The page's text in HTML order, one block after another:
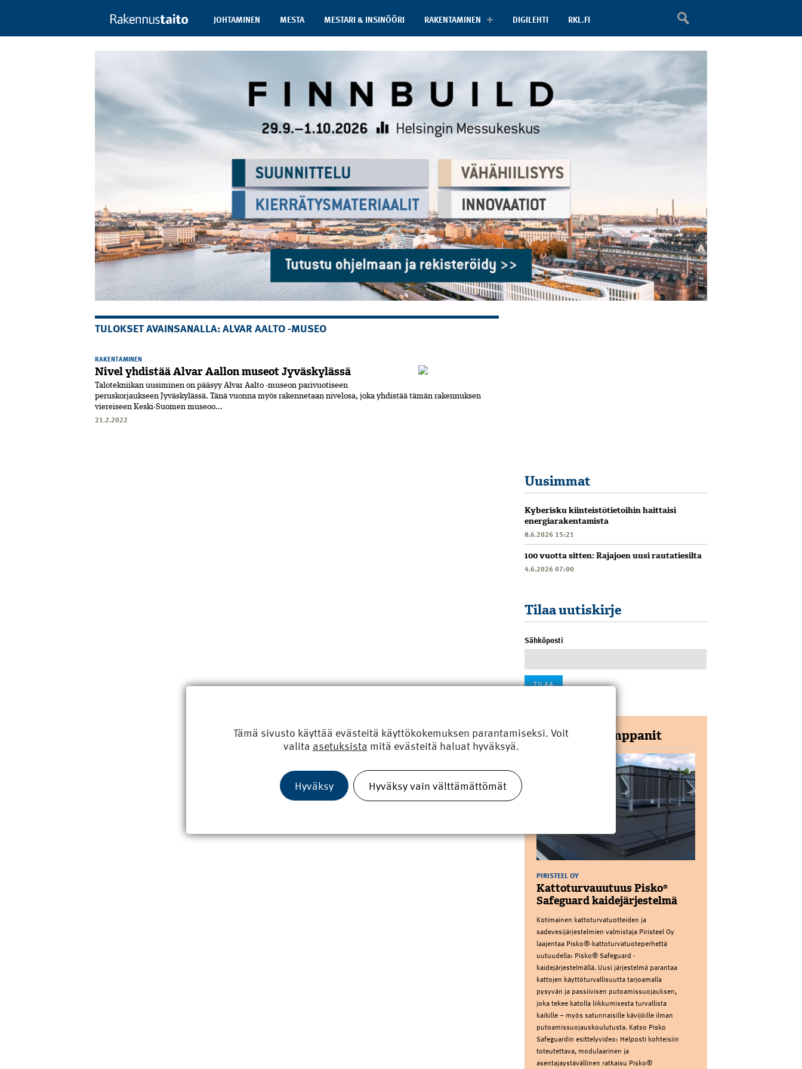
JOHTAMINEN MESTA MESTARI & INSINÖÖRI RAKENTAMINEN DIGILEHTI RKL.FI
TULOKSET AVAINSANALLA: ALVAR AALTO -MUSEO
RAKENTAMINEN
Nivel yhdistää Alvar Aallon museot Jyväskylässä
Talotekniikan uusiminen on pääsyy Alvar Aalto -museon parivuotiseen
peruskorjaukseen Jyväskylässä. Tänä vuonna myös rakennetaan nivelosa, joka yhdistää tämän rakennuksen
viereiseen Keski-Suomen museoo...
21.2.2022
Uusimmat
Kyberisku kiinteistötietoihin haittaisi
energiarakentamista
8.6.2026 15:21
100 vuotta sitten: Rajajoen uusi rautatiesilta
4.6.2026 07:00
Tilaa uutiskirje
Sähköposti
Yhteistyökumppanit
PIRISTEEL OY
Kattoturvauutuus Pisko®
Safeguard kaidejärjestelmä
Kotimainen kattoturvatuotteiden ja
sadevesijärjestelmien valmistaja Piristeel Oy
laajentaa Pisko®-kattoturvatuoteperhettä
uutuudella: Pisko® Safeguard -
kaidejärjestelmällä. Uusi järjestelmä parantaa
kattojen käyttöturvallisuutta tarjoamalla
pysyvän ja passiivisen putoamissuojauksen,
joka tekee katolla liikkumisesta turvallista
kaikille – myös satunnaisille kävijöille ilman
putoamissuojauskoulutusta. Katso Pisko
Safeguardin esittelyvideo: Helposti kohteisiin
toteutettava, modulaarinen ja
asentajaystävällinen ratkaisu Pisko®
Tämä sivusto käyttää evästeitä käyttökokemuksen parantamiseksi. Voit
valita asetuksista mitä evästeitä haluat hyväksyä.
Hyväksy Hyväksy vain välttämättömät